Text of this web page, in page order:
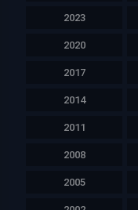
2023
2020
2017
2014
2011
2008
2005